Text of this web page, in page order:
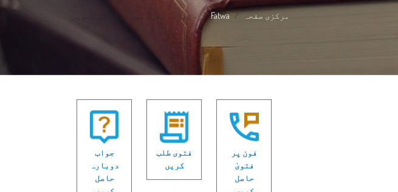
مرکزی صفحہ Fatwa دنیائے مغرب میں اسلام کی تصویر
فون پر
فتویٰ
حاصل
فتوی طلب
کریں
جواب
دوبارہ
حاصل